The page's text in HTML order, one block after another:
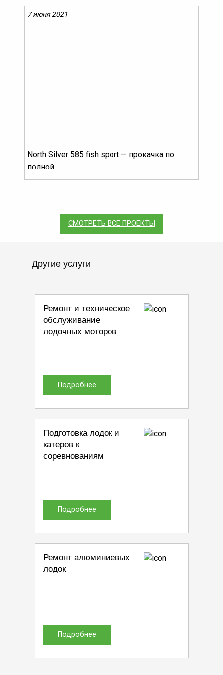
7 июня 2021
North Silver 585 fish sport — прокачка по
полной
СМОТРЕТЬ ВСЕ ПРОЕКТЫ
Другие услуги
Ремонт и техническое
обслуживание
лодочных моторов
Подробнее
Подготовка лодок и
катеров к
соревнованиям
Подробнее
Ремонт алюминиевых
лодок
Подробнее